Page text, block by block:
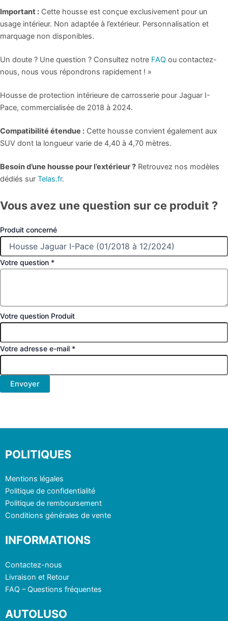
Important : Cette housse est conçue exclusivement pour un
usage intérieur. Non adaptée à l’extérieur. Personnalisation et
marquage non disponibles.
Un doute ? Une question ? Consultez notre FAQ ou contactez-
nous, nous vous répondrons rapidement ! »
Housse de protection intérieure de carrosserie pour Jaguar I-
Pace, commercialisée de 2018 à 2024.
Compatibilité étendue : Cette housse convient également aux
SUV dont la longueur varie de 4,40 à 4,70 mètres.
Besoin d’une housse pour l’extérieur ? Retrouvez nos modèles
dédiés sur Telas.fr.
Vous avez une question sur ce produit ?
Produit concerné
Votre question *
Votre question Produit
Votre adresse e-mail *
Envoyer
POLITIQUES
Mentions légales
Politique de confidentialité
Politique de remboursement
Conditions générales de vente
INFORMATIONS
Contactez-nous
Livraison et Retour
FAQ – Questions fréquentes
AUTOLUSO